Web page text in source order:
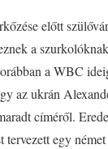
előtt
a
a WBC
az ukrán
címéről.
tervezett egy